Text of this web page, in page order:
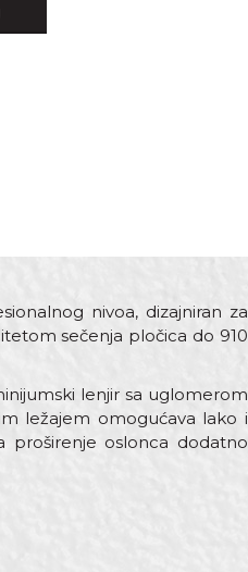
nivoa, dizajniran za
sečenja pločica do 910
lenjir sa uglomerom
ležajem omogućava lako i
proširenje oslonca dodatno